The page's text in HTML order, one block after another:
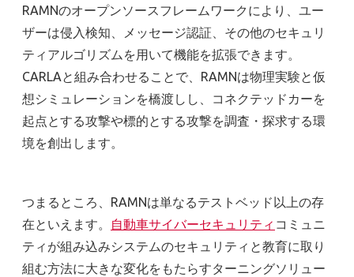
RAMNのオープンソースフレームワークにより、ユー
ザーは侵入検知、メッセージ認証、その他のセキュリ
ティアルゴリズムを用いて機能を拡張できます。
CARLAと組み合わせることで、RAMNは物理実験と仮
想シミュレーションを橋渡しし、コネクテッドカーを
起点とする攻撃や標的とする攻撃を調査・探求する環
境を創出します。
つまるところ、RAMNは単なるテストベッド以上の存
在といえます。
自動車サイバーセキュリティ コミュニ
ティが組み込みシステムのセキュリティと教育に取り
組む方法に大きな変化をもたらすターニングソリュー